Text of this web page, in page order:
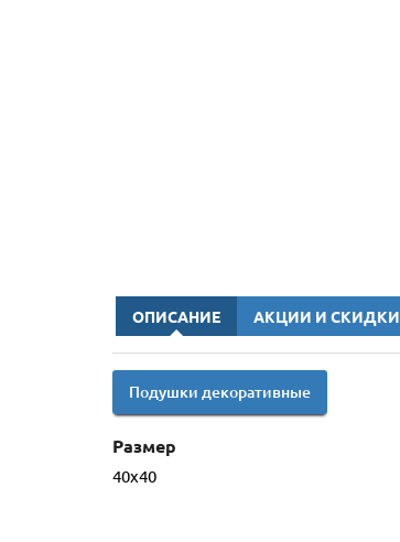
ОПИСАНИЕ АКЦИИ И СКИДКИ
Подушки декоративные
Размер
40х40